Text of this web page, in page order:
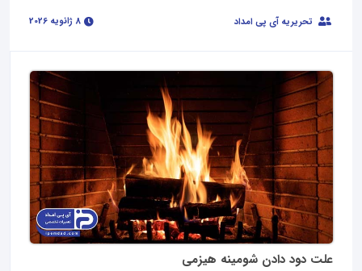
تحریریه آی پی امداد
علت دود دادن شومینه هیزمی